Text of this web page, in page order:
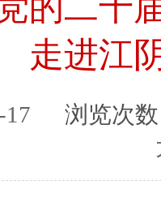
的二十
走进江
17 浏览次